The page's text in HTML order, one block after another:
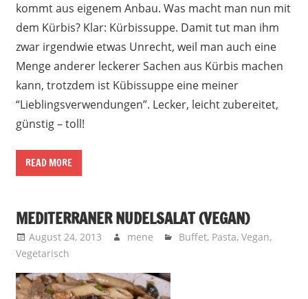
kommt aus eigenem Anbau. Was macht man nun mit
dem Kürbis? Klar: Kürbissuppe. Damit tut man ihm
zwar irgendwie etwas Unrecht, weil man auch eine
Menge anderer leckerer Sachen aus Kürbis machen
kann, trotzdem ist Kübissuppe eine meiner
“Lieblingsverwendungen”. Lecker, leicht zubereitet,
günstig – toll!
READ MORE
MEDITERRANER NUDELSALAT (VEGAN)
August 24, 2013 mene Buffet, Pasta,Vegan,
Vegetarisch